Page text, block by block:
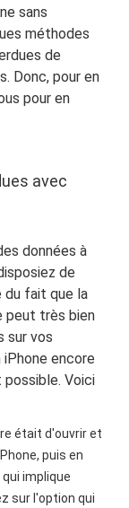
sans
méthodes
de
Donc, pour en
pour en
avec
données à
de
du fait que la
peut très bien
sur vos
encore
Voici
était d'ouvrir et
puis en
implique
sur l'option qui